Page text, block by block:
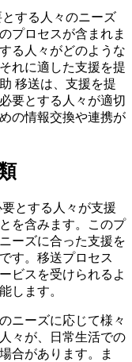
する人々のニーズ
プロセスが含まれま
る人々がどのような
れに適した支援を提
移送は、支援を提
要とする人々が適切
の情報交換や連携が
とする人々が支援
を含みます。このプ
ーズに合った支援を
す。移送プロセス
ビスを受けられるよ
します。
ニーズに応じて様々
々が、日常生活での
合があります。ま